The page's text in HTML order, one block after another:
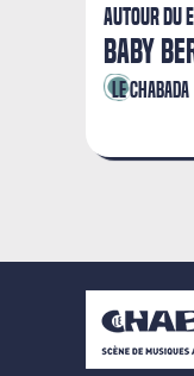
AUTOUR DU
BABY
Le Chabada